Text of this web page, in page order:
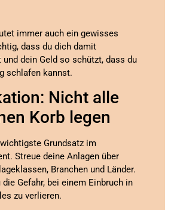
immer auch ein gewisses
dass du dich damit
dein Geld so schützt, dass du
schlafen kannst.
Nicht alle
Korb legen
Grundsatz im
Streue deine Anlagen über
Branchen und Länder.
Gefahr, bei einem Einbruch in
zu verlieren.